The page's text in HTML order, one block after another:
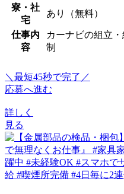
寮・社
宅
あり（無料）
仕事内
容
カーナビの組立
制
＼最短45秒で完了／
応募へ進む
詳しく
見る